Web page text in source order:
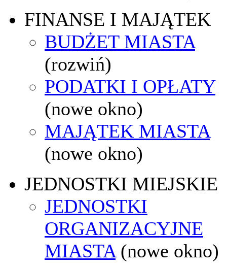
FINANSE I MAJĄTEK
BUDŻET MIASTA
(rozwiń)
PODATKI I OPŁATY
(nowe okno)
MAJĄTEK MIASTA
(nowe okno)
JEDNOSTKI MIEJSKIE
JEDNOSTKI
ORGANIZACYJNE
MIASTA (nowe okno)